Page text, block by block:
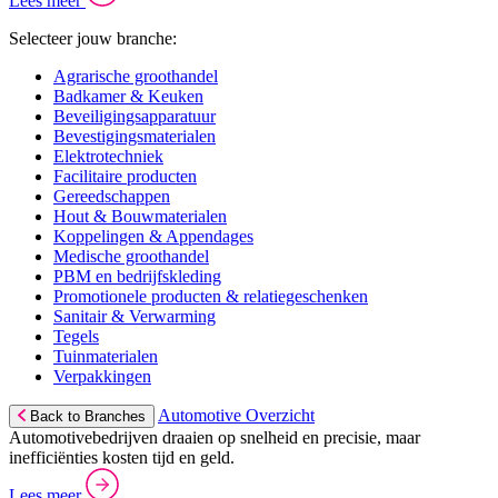
Selecteer jouw branche:
Agrarische groothandel
Badkamer & Keuken
Beveiligingsapparatuur
Bevestigingsmaterialen
Elektrotechniek
Facilitaire producten
Gereedschappen
Hout & Bouwmaterialen
Koppelingen & Appendages
Medische groothandel
PBM en bedrijfskleding
Promotionele producten & relatiegeschenken
Sanitair & Verwarming
Tegels
Tuinmaterialen
Verpakkingen
Back to Branches
Automotive Overzicht
Automotivebedrijven draaien op snelheid en precisie, maar
inefficiënties kosten tijd en geld.